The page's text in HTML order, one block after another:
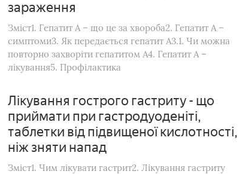
зараження
Зміст1. Гепатит A – що це за хвороба2. Гепатит A –
симптоми3. Як передається гепатит A3.1. Чи можна
повторно захворіти гепатитом A4. Гепатит A –
лікування5. Профілактика
Лікування гострого гастриту - що
приймати при гастродуоденіті,
таблетки від підвищеної кислотності,
ніж зняти напад
Зміст1. Чим лікувати гастрит2. Лікування гастриту